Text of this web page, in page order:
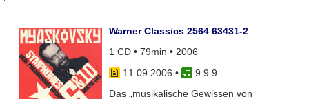
Warner Classics 2564 63431-2
1 CD • 79min • 2006
11.09.2006 •
9 9 9
Das „musikalische Gewissen von